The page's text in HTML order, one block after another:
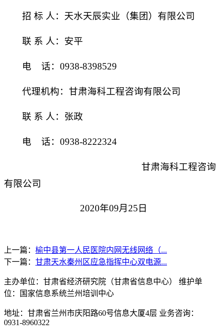
招 标 人：天水天辰实业（集团）有限公司
联 系 人： 安平
电 话：0938-8398529
代理机构：甘肃海科工程咨询有限公司
联 系 人： 张政
电 话：0938-8222324
甘肃海科工程咨询
有限公司
2020年09月 25 日
上一篇： 榆中县第一人民医院内网无线网络（...
下一篇： 甘肃天水秦州区应急指挥中心双电源...
主办单位：甘肃省经济研究院（甘肃省信息中心） 维护单
位：国家信息系统兰州培训中心
地址：甘肃省兰州市庆阳路60号信息大厦4层 业务咨询：
0931-8960322